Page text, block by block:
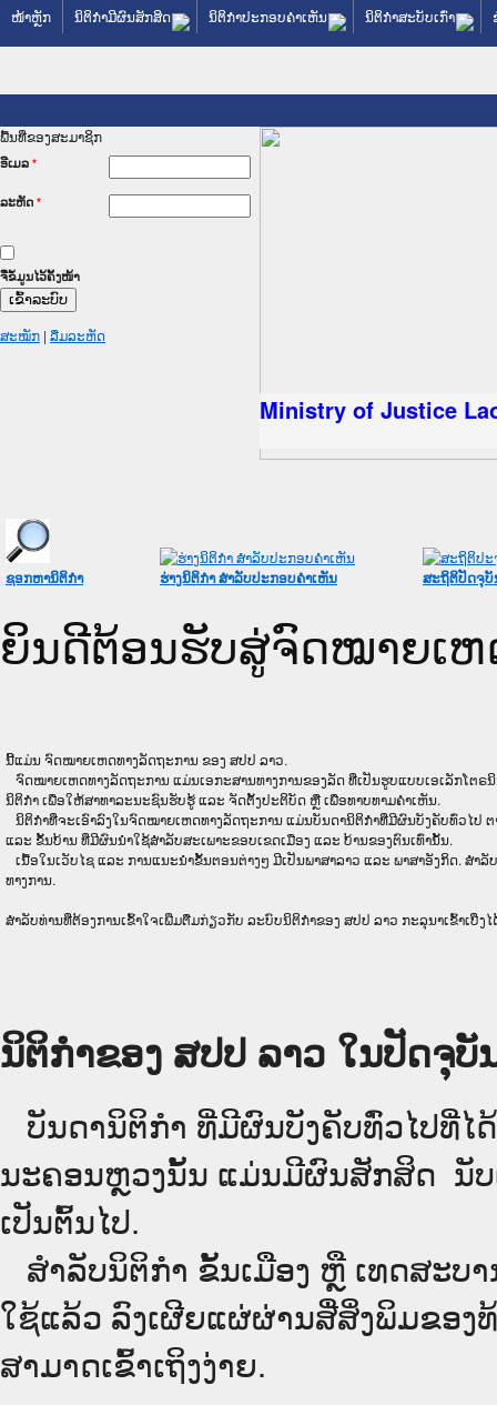
ໜ້າຫຼັກ ນິຕິກໍາມີຜົນສັກສິດ ນິຕິກໍາປະກອບຄໍາເຫັນ ນິຕິກໍາສະບັບເກົ່າ
ພື້ນທີ່ຂອງສະມາຊິກ
ອີເມລ *
ລະຫັດ *
ຈື່ຂໍ້ມູນໄວ້ຄັ້ງໜ້າ
ສະໝັກ | ລືມລະຫັດ
Ministry of Justice
ຊອກຫານິຕິກໍາ ຮ່າງນິຕິກໍາ ສໍາລັບປະກອບຄໍາເຫັນ ສະຖິຕິປັດຈຸບັ
ຍິນດີຕ້ອນຮັບສູ່ຈົດໝາຍເຫ
ນີ້ແມ່ນ ຈົດໝາຍເຫດທາງລັດຖະການ ຂອງ ສປປ ລາວ.
ຈົດໝາຍເຫດທາງລັດຖະການ ແມ່ນ​ເອ​ກະ​ສານ​ທາງ​ການ​ຂອງ​ລັດ ທີ່​ເປັນ​ຮູບ​ແບບ​ເອ​ເລັກ​ໂຕ​
ນິຕິກໍາ ເພື່ອໃຫ້​ສາ​ທາ​ລະ​ນະ​ຊົນ​ຮັບ​ຮູ້ ແລະ ຈັດ​ຕັ້ງ​ປະ​ຕິ​ບັດ ຫຼື ເພື່ອທາບທາມຄໍາເຫັນ.
ນິ​ຕິ​ກຳ​ທີ່​ຈະ​ເອົາ​ລົງ​ໃນ​ຈົດ​ໝາຍ​ເຫດ​ທາງ​ລັດ​ຖະ​ການ ​ແມ່ນ​ບັນ​ດາ​ນິ​ຕິ​ກຳ​ທີ່​ມີ​ຜົນ​ບັງ​ຄັບ​ທົ່ວ​ໄປ
ແລະ ຂັ້ນ​ບ້ານ ​ທີ່​ມີ​ຜົນ​ນຳ​ໃຊ້​ສຳ​ລັບ​ສະ​ເພາະ​ຂອບ​ເຂດ​ເມືອງ ແລະ ບ້ານ​ຂອງ​ຕົນ​ເທົ່າ​ນັ້ນ.
ເນື້ອໃນ​ເວັບ​ໄຊ​ ແລະ ການແນະນໍາຂັ້ນຕອນຕ່າງໆ ມີເປັນພາສາລາວ ແລະ ພາສາອັງກິດ. ສໍ
ທາງການ.
ສໍາລັບທ່ານທີ່ຕ້ອງການເຂົ້າໃຈເພີ່ມຕື່ມກ່ຽວກັບ ລະບົບນິຕິກຳຂອງ ສປປ ລາວ ກະລຸນາເຂົ້າເບີ່ງ
ນິຕິກຳຂອງ ສປປ ລາວ ໃນປັດຈຸ
ບັນດານິຕິກໍາ ທີ່ມີຜົນບັງຄັບທົ່ວໄປທີ່
ນະຄອນຫຼວງນັ້ນ ແມ່ນມີຜົນສັກສິດ ນັ
ເປັນ​ຕົ້ນ​ໄປ.
ສຳລັບນິ​ຕິ​ກຳ ຂັ້ນເມືອງ ຫຼື ເທດ​ສະ​ບ
ໃຊ້ແລ້ວ ລົງ​ເຜີຍແຜ່​ຜ່ານ​ສື່ສິ່ງພິມຂອງ
ສາມາດເຂົ້າເຖິງງ່າຍ.